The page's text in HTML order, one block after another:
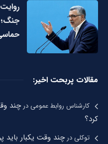
جنگ؛
مقالات پربحت اخیر:
کارشناس روابط عمومیدرچند
کرد؟
توکلیدرچند وقت یکبار باید